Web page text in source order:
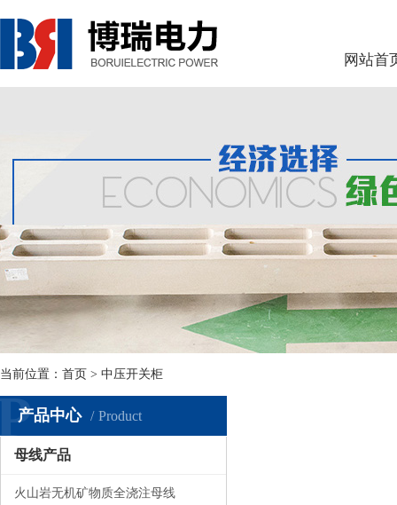
网站首
当前位置： 首页 > 中压开关柜
产品中心 Product
母线产品
火山岩无机矿物质全浇注母线